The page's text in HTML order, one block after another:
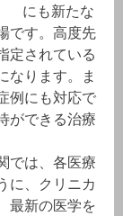
にも新たな
です。高度先
定されている
なります。ま
例にも対応で
ができる治療
では、各医療
に、クリニカ
最新の医学を